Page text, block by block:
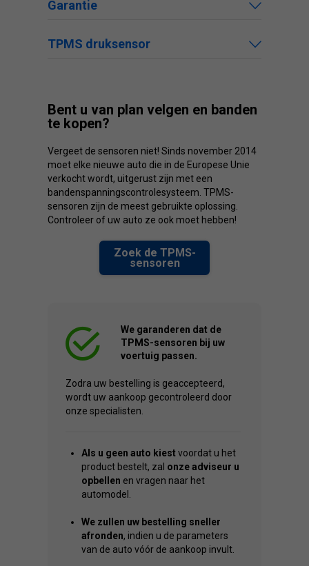
Garantie
TPMS druksensor
Bent u van plan velgen en banden
te kopen?
Vergeet de sensoren niet! Sinds november 2014
moet elke nieuwe auto die in de Europese Unie
verkocht wordt, uitgerust zijn met een
bandenspanningscontrolesysteem. TPMS-
sensoren zijn de meest gebruikte oplossing.
Controleer of uw auto ze ook moet hebben!
Zoek de TPMS-
sensoren
We garanderen dat de
TPMS-sensoren bij uw
voertuig passen.
Zodra uw bestelling is geaccepteerd,
wordt uw aankoop gecontroleerd door
onze specialisten.
Als u geen auto kiest voordat u het
product bestelt, zal onze adviseur u
opbellen en vragen naar het
automodel.
We zullen uw bestelling sneller
afronden, indien u de parameters
van de auto vóór de aankoop invult.